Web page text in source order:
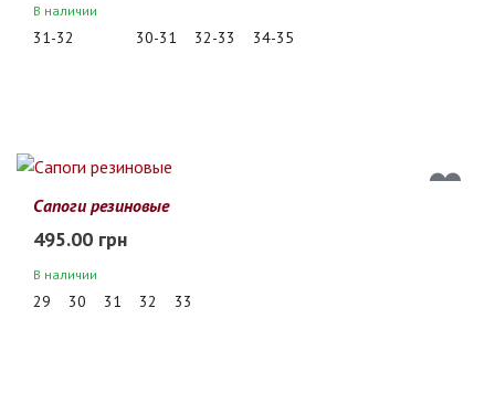
В наличии
31-32 30-31 32-33 34-35
Сапоги резиновые
495.00 грн
В наличии
29 30 31 32 33